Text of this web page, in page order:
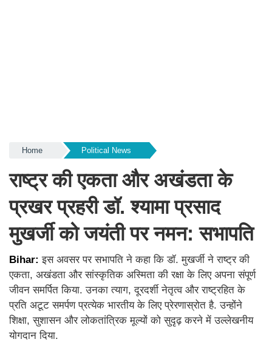
Home Political News
राष्ट्र की एकता और अखंडता के
प्रखर प्रहरी डॉ. श्यामा प्रसाद
मुखर्जी को जयंती पर नमन: सभापति
Bihar:इस अवसर पर सभापति ने कहा कि डॉ. मुखर्जी ने राष्ट्र की
एकता, अखंडता और सांस्कृतिक अस्मिता की रक्षा के लिए अपना संपूर्ण
जीवन समर्पित किया. उनका त्याग, दूरदर्शी नेतृत्व और राष्ट्रहित के
प्रति अटूट समर्पण प्रत्येक भारतीय के लिए प्रेरणास्रोत है. उन्होंने
शिक्षा, सुशासन और लोकतांत्रिक मूल्यों को सुदृढ़ करने में उल्लेखनीय
योगदान दिया.